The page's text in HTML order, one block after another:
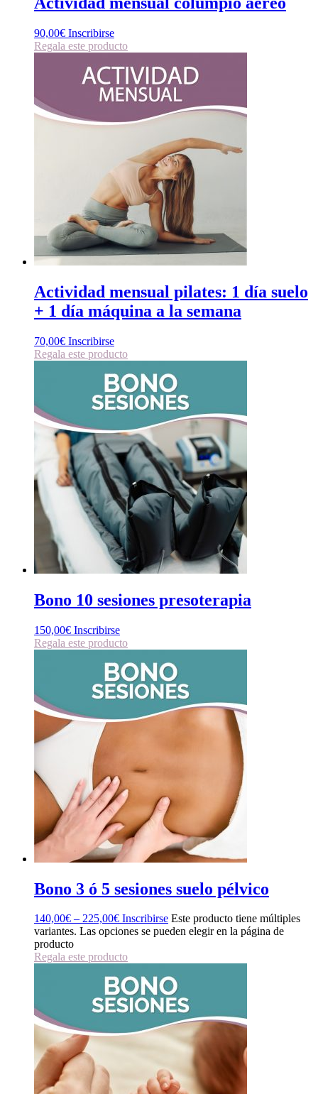
90,00€ Inscribirse
Regala este producto
Actividad mensual pilates: 1 día suelo
+ 1 día máquina a la semana
70,00€ Inscribirse
Regala este producto
Bono 10 sesiones presoterapia
150,00€ Inscribirse
Regala este producto
Bono 3 ó 5 sesiones suelo pélvico
140,00€ – 225,00€ Inscribirse Este producto tiene múltiples
variantes. Las opciones se pueden elegir en la página de
producto
Regala este producto